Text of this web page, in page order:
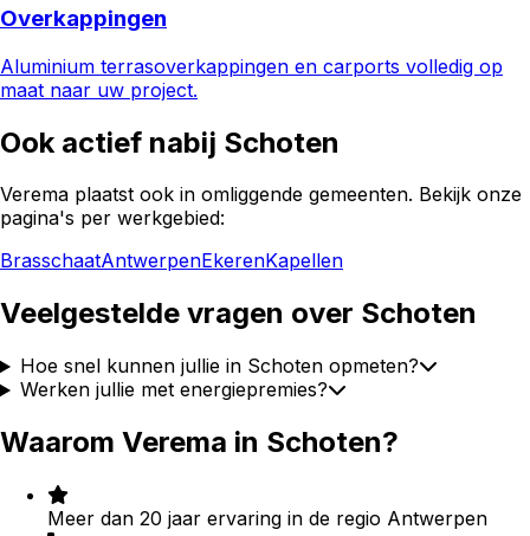
Overkappingen
Aluminium terrasoverkappingen en carports volledig op
maat naar uw project.
Ook actief nabij Schoten
Verema plaatst ook in omliggende gemeenten. Bekijk onze
pagina's per werkgebied:
BrasschaatAntwerpenEkerenKapellen
Veelgestelde vragen over Schoten
Hoe snel kunnen jullie in Schoten opmeten?
Werken jullie met energiepremies?
Waarom Verema in Schoten?
Meer dan 20 jaar ervaring in de regio Antwerpen